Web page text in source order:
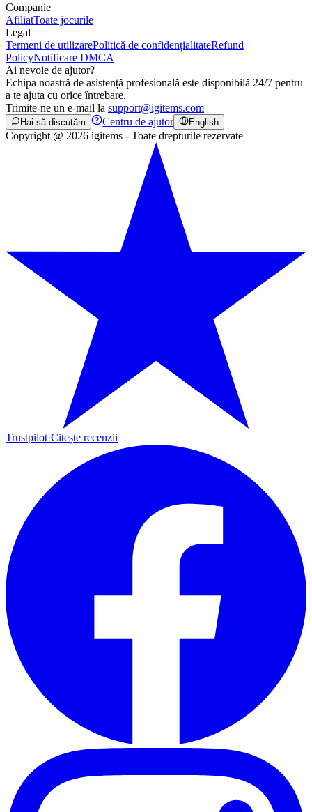
Companie
AfiliatToate jocurile
Legal
Termeni de utilizarePolitică de confidențialitateRefund
PolicyNotificare DMCA
Ai nevoie de ajutor?
Echipa noastră de asistență profesională este disponibilă 24/7 pentru
a te ajuta cu orice întrebare.
Trimite-ne un e-mail la support@igitems.com
Hai să discutăm Centru de ajutor English
Copyright @ 2026 igitems - Toate drepturile rezervate
Trustpilot·Citește recenzii